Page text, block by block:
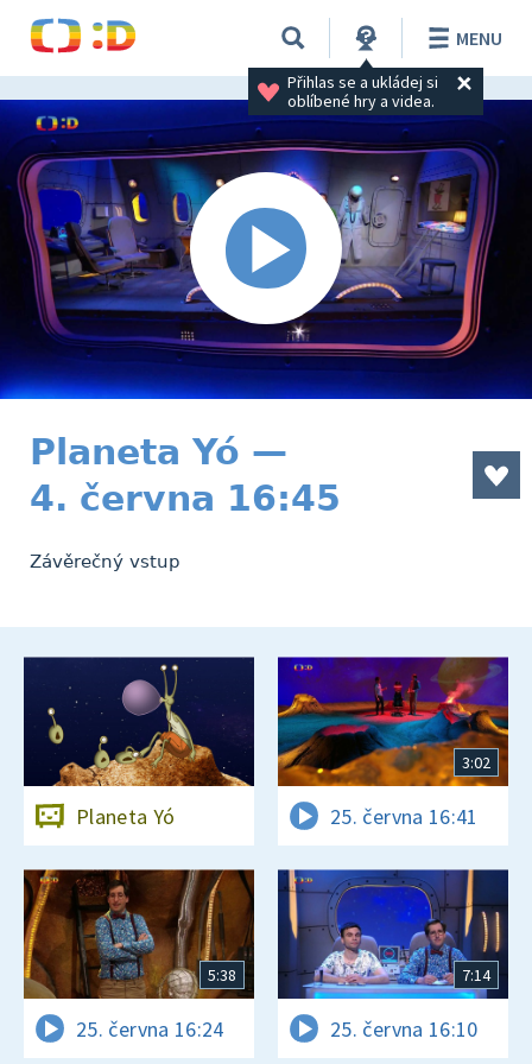
Přihlas se a ukládej si
oblíbené hry a videa.
MENU
Planeta Yó —
4. června 16:45
Závěrečný vstup
Planeta Yó
3:02
25. června 16:41
5:38
25. června 16:24
7:14
25. června 16:10